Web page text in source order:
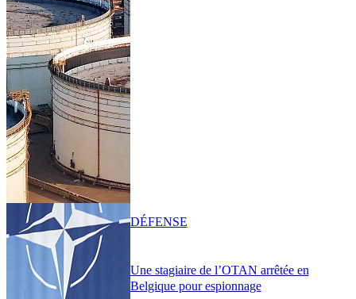
Une stagiaire de l’OTAN arrêtée en
Belgique pour espionnage
DÉFENSE